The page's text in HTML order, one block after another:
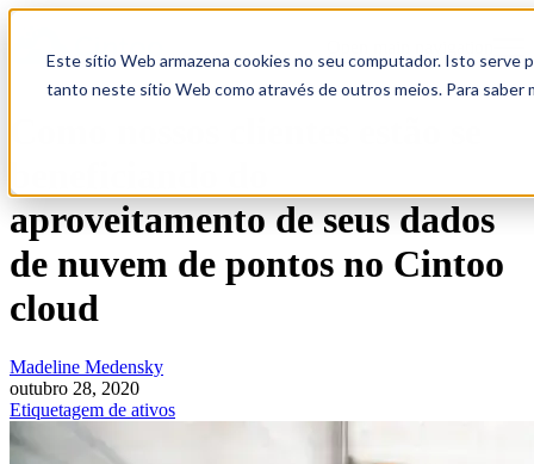
Este sítio Web armazena cookies no seu computador. Isto serve
tanto neste sítio Web como através de outros meios. Para saber
aproveitamento de seus dados
de nuvem de pontos no Cintoo
cloud
Madeline Medensky
outubro 28, 2020
Etiquetagem de ativos